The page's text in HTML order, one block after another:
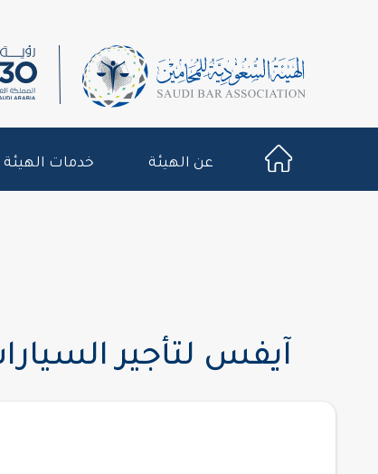
عن الهيئة خدمات الهيئة
آيفس لتأجير